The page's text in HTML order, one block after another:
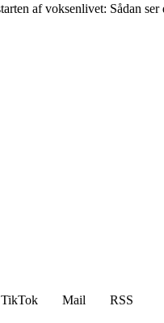
af voksenlivet: Sådan
TikTok Mail
RSS